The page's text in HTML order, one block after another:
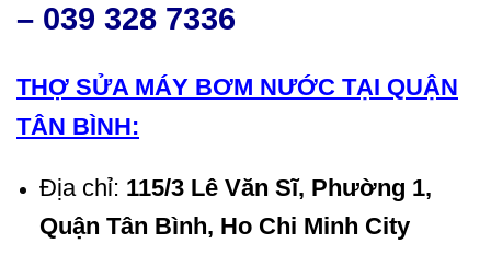
– 039 328 7336
THỢ SỬA MÁY BƠM NƯỚC TẠI QUẬN
TÂN BÌNH:
Địa chỉ: 115/3 Lê Văn Sĩ, Phường 1,
Quận Tân Bình, Ho Chi Minh City